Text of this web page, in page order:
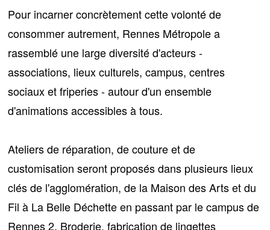
Pour incarner concrètement cette volonté de
consommer autrement, Rennes Métropole a
rassemblé une large diversité d'acteurs -
associations, lieux culturels, campus, centres
sociaux et friperies - autour d'un ensemble
d'animations accessibles à tous.
Ateliers de réparation, de couture et de
customisation seront proposés dans plusieurs lieux
clés de l'agglomération, de la Maison des Arts et du
Fil à La Belle Déchette en passant par le campus de
Rennes 2. Broderie, fabrication de lingettes